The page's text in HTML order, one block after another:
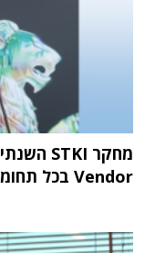
Vendor בכל תחומי שוק ה-IT